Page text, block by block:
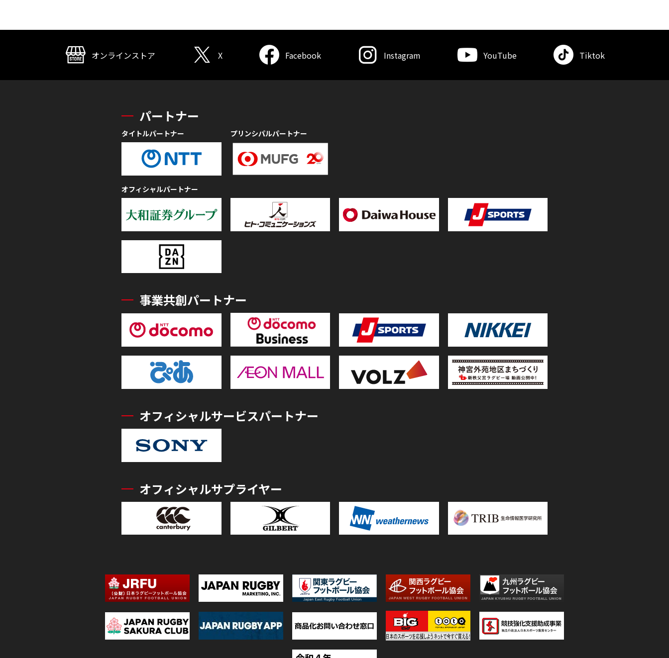
オンラインストア X Facebook Instagram YouTube Tiktok
パートナー
タイトルパートナー プリンシパルパートナー
オフィシャルパートナー
事業共創パートナー
オフィシャルサービスパートナー
オフィシャルサプライヤー